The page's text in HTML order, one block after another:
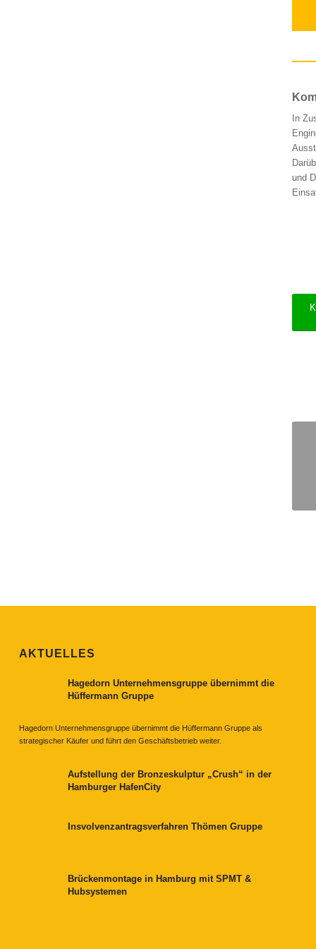
In
und
AKTUELLES
Hagedorn Unternehmensgruppe übernimmt die
Hüffermann Gruppe
Hagedorn Unternehmensgruppe übernimmt die Hüffermann Gruppe als
strategischer Käufer und führt den Geschäftsbetrieb weiter.
Aufstellung der Bronzeskulptur „Crush“ in der
Hamburger HafenCity
Insvolvenzantragsverfahren Thömen Gruppe
Brückenmontage in Hamburg mit SPMT &
Hubsystemen